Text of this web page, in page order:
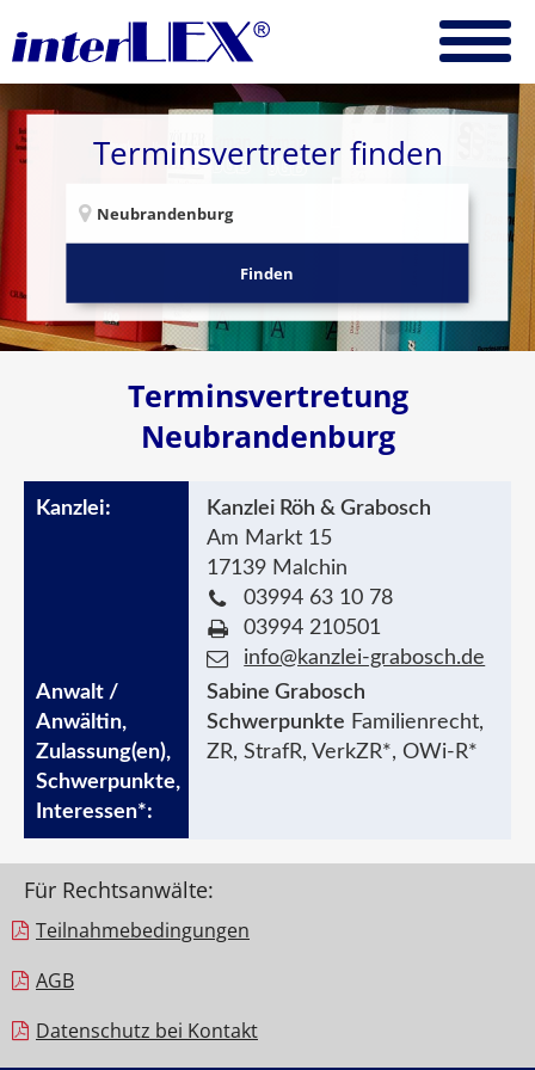
Terminsvertreter finden
Finden
Terminsvertretung
Neubrandenburg
Kanzlei Röh & Grabosch
Am Markt 15
17139 Malchin
03994 63 10 78
03994 210501
info@kanzlei-grabosch.de
Sabine Grabosch
Schwerpunkte Familienrecht,
ZR, StrafR, VerkZR*, OWi-R*
Für Rechtsanwälte:
Teilnahme­bedingungen
AGB
Datenschutz bei Kontakt